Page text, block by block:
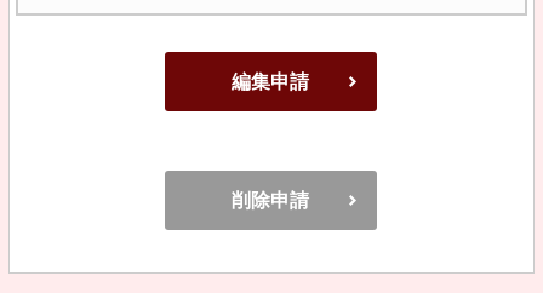
編集申請
削除申請